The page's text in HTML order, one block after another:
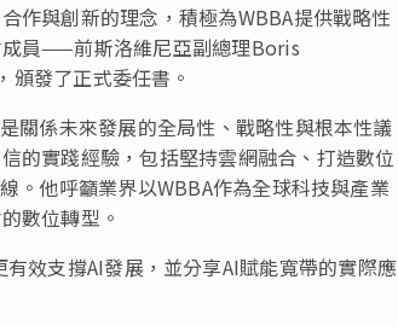
作與創新的理念，積極為WBBA提供戰略性
員——前斯洛維尼亞副總理Boris
發了正式委任書。
關係未來發展的全局性、戰略性與根本性議
的實踐經驗，包括堅持雲網融合、打造數位
。他呼籲業界以WBBA作為全球科技與產業
數位轉型。
效支撐AI發展，並分享AI賦能寬帶的實際應